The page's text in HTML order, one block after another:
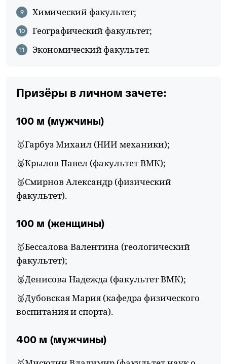
Химический факультет;
Географический факультет;
Экономический факультет.
Призёры в личном зачете:
100 м (мужчины)
🥇Гарбуз Михаил (НИИ механики);
🥈Крылов Павел (факультет ВМК);
🥉Смирнов Александр (физический
факультет).
100 м (женщины)
🥇Бессалова Валентина (геологический
факультет);
🥈Денисова Надежда (факультет ВМК);
🥉Дубовская Мария (кафедра физического
воспитания и спорта).
400 м (мужчины)